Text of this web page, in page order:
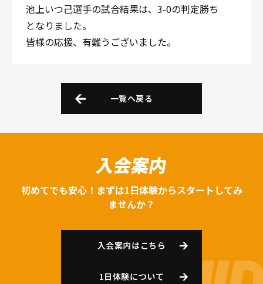
池上いつ己選手の試合結果は、3-0の判定勝ち
となりました。
皆様の応援、有難うございました。
一覧へ戻る
入会案内
初めてでも安心！まずは1日体験からスタートしてみ
ませんか？
入会案内はこちら
1日体験について